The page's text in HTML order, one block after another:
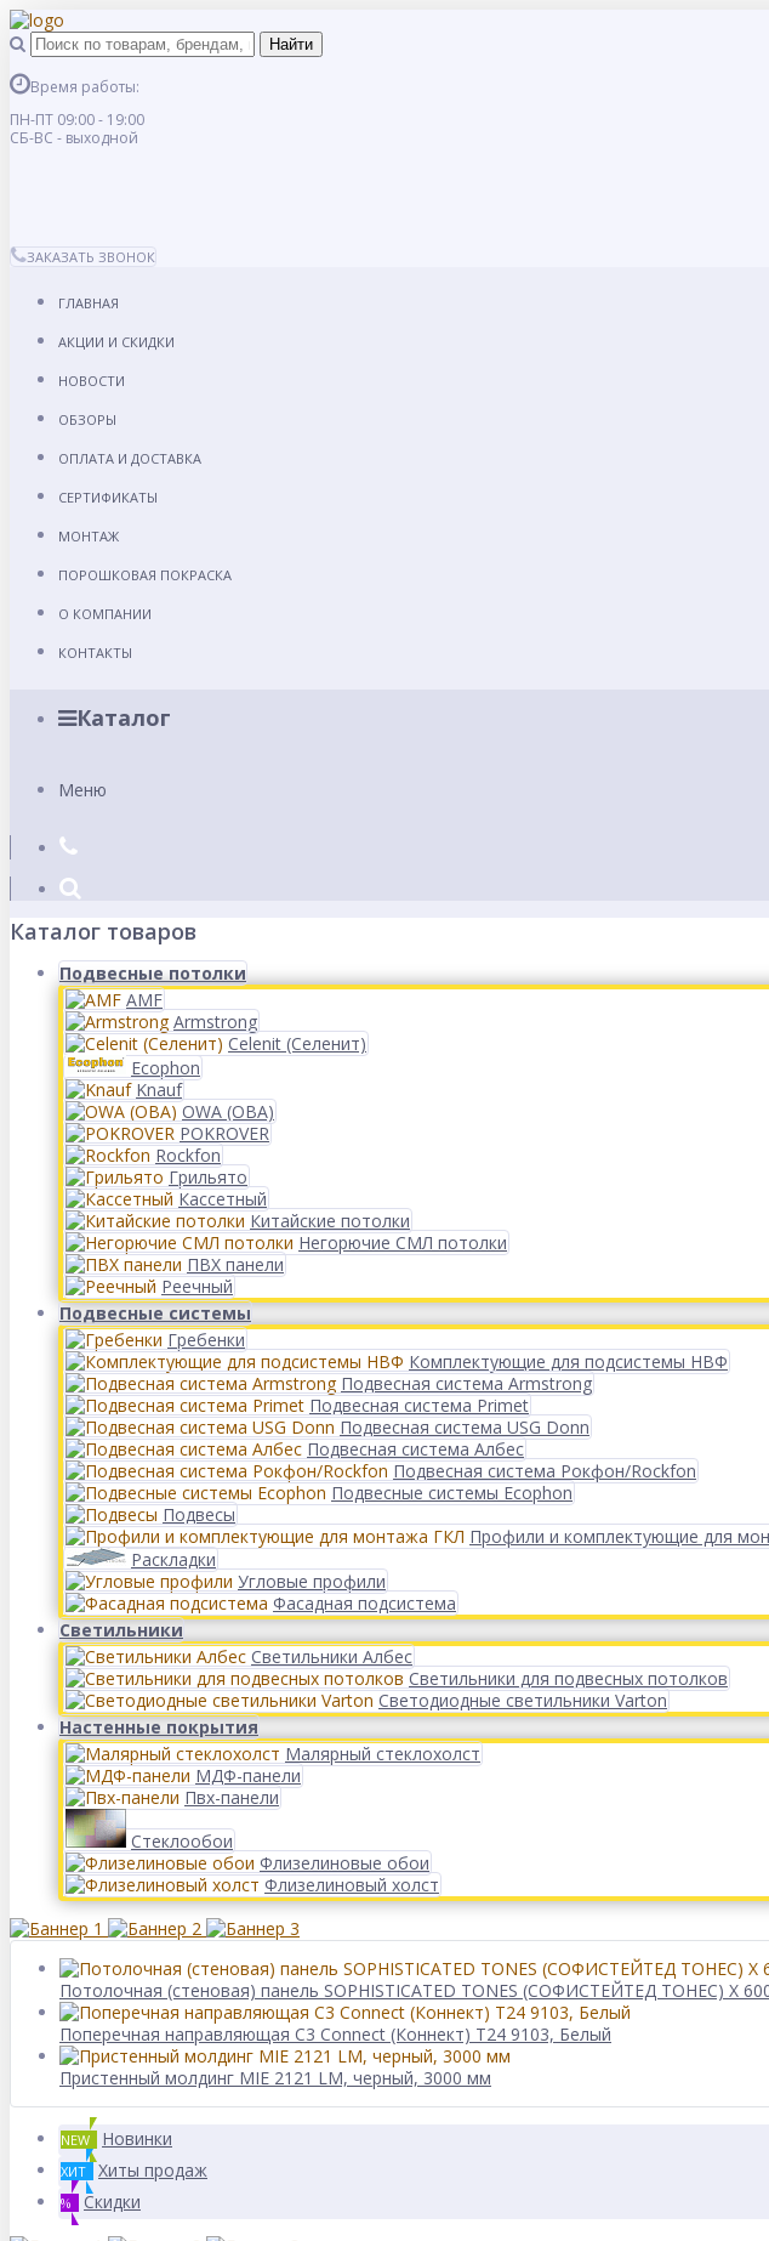
Время работы:
ПН-ПТ 09:00 - 19:00
СБ-ВС - выходной
ЗАКАЗАТЬ ЗВОНОК
ГЛАВНАЯ
АКЦИИ И СКИДКИ
НОВОСТИ
ОБЗОРЫ
ОПЛАТА И ДОСТАВКА
СЕРТИФИКАТЫ
МОНТАЖ
ПОРОШКОВАЯ ПОКРАСКА
О КОМПАНИИ
КОНТАКТЫ
Каталог
Меню
Каталог товаров
Подвесные потолки
AMF
Armstrong
Celenit (Селенит)
Ecophon
Knauf
OWA (ОВА)
POKROVER
Rockfon
Грильято
Кассетный
Китайские потолки
Негорючие СМЛ потолки
ПВХ панели
Реечный
Подвесные системы
Гребенки
Комплектующие для подсистемы НВФ
Подвесная система Armstrong
Подвесная система Primet
Подвесная система USG Donn
Подвесная система Албес
Подвесная система Рокфон/Rockfon
Подвесные системы Ecophon
Подвесы
Профили и комплектующие для
Раскладки
Угловые профили
Фасадная подсистема
Светильники
Светильники Албес
Светильники для подвесных потолков
Светодиодные светильники Varton
Настенные покрытия
Малярный стеклохолст
МДФ-панели
Пвх-панели
Стеклообои
Флизелиновые обои
Флизелиновый холст
Потолочная (стеновая) панель SOPHISTICATED TONES (СОФИСТЕЙТЕД ТОНЕС) X
Поперечная направляющая С3 Connect (Коннект) T24 9103, Белый
Пристенный молдинг MIE 2121 LM, черный, 3000 мм
NEW Новинки
ХИТ Хиты продаж
% Скидки